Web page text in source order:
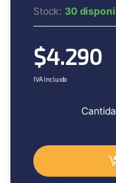
Stock: 30
$4.290
IVA Incluido